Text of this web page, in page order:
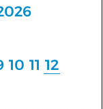
10 11 12